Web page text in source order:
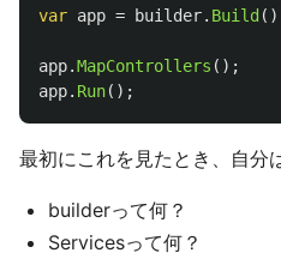
var app = builder. Build
app.MapControllers ();
app. Run();
最初にこれを見たとき、自分
builderって何？
Servicesって何？